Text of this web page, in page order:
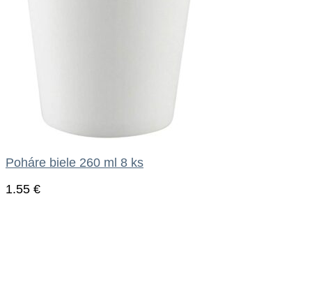
Poháre biele 260 ml 8 ks
1.55 €